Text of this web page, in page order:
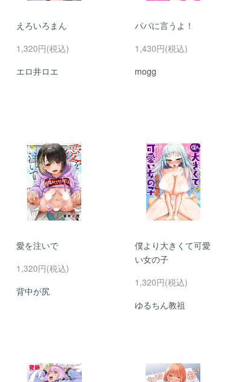
えろいろまん
1,320円(税込)
エロ井ロエ
パパに言うよ！
1,430円(税込)
mogg
愛を注いで
1,320円(税込)
背中が尻
僕より大きくて可愛
い女の子
1,320円(税込)
ゆるちん教祖